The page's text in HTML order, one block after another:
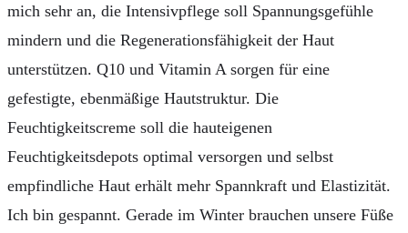
mich sehr an, die Intensivpflege soll Spannungsgefühle
mindern und die Regenerationsfähigkeit der Haut
unterstützen. Q10 und Vitamin A sorgen für eine
gefestigte, ebenmäßige Hautstruktur. Die
Feuchtigkeitscreme soll die hauteigenen
Feuchtigkeitsdepots optimal versorgen und selbst
empfindliche Haut erhält mehr Spannkraft und Elastizität.
Ich bin gespannt. Gerade im Winter brauchen unsere Füße